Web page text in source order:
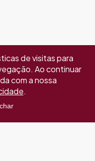
de visitas para
Ao continuar
com a nossa
.